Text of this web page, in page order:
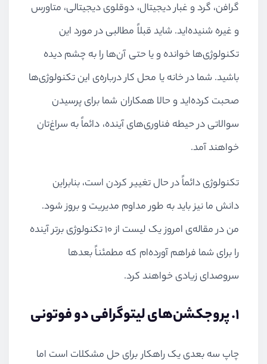
گرافن، گرد و غبار دیجیتال، دوقلوی دیجیتالی، متاورس
و غیره شنیده‌اید. شاید قبلاً مطالبی در مورد این
تکنولوژی‌ها خوانده و یا حتی آن‌ها را به چشم دیده
باشید. شما در خانه یا محل کار درباره‌ی این تکنولوژی‌ها
صحبت کرده‌اید و حالا همکاران شما برای پرسیدن
سوالاتی در حیطه فناوری‌های آینده، دائماً به سراغ‌تان
خواهند آمد.
تکنولوژی دائماً در حال تغییر کردن است، بنابراین
دانش ما نیز باید به طور مداوم مدیریت و بروز شود.
من در مقاله‌ی امروز یک لیست از 10 تکنولوژی برتر آینده
را برای شما فراهم آورده‌ام که مطمئناً بعدها
سروصدای زیادی خواهند کرد.
1. پروجکشن‌های لیتوگرافی دو فوتونی
چاپ سه بعدی یک راهکار برای حل مشکلات است اما